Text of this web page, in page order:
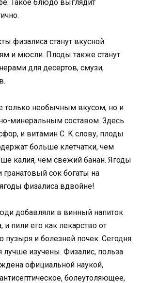
Такое блюдо выглядит
физалиса станут вкусной
и мюсли. Плоды также станут
для десертов, смузи,
только необычным вкусом, но и
минеральным составом. Здесь
и витамин С. К слову, плоды
больше клетчатки, чем
калия, чем свежий банан. Ягоды
гранатовый сок богаты на
физалиса вдвойне!
добавляли в винный напиток
и пили его как лекарство от
пузыря и болезней почек. Сегодня
лучше изучены. Физалис, польза
официальной наукой,
болеутоляющее,